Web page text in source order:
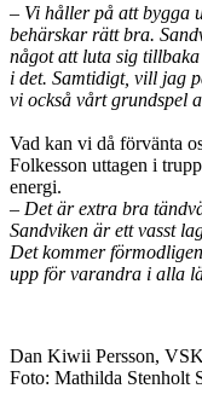
– Vi håller på att bygga
behärskar rätt bra.
något att luta sig
i det. Samtidigt, vill jag
vi också vårt grundspel
Vad kan vi då förvänta
Folkesson uttagen i
energi.
– Det är extra bra
Sandviken är ett vasst
Det kommer
upp för varandra i alla
Dan Kiwii Persson,
Foto: Mathilda Stenholt